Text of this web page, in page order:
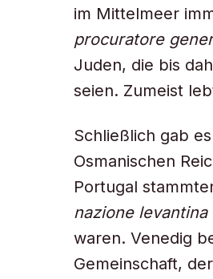
im Mittelmeer
procuratore
Juden, die bis
seien. Zumeist
Schließlich gab
Osmanischen
Portugal
nazione levantina
waren. Venedig
Gemeinschaft,